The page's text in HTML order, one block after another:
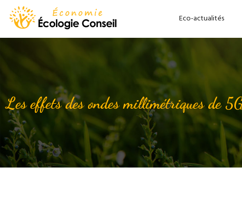
Eco-actualités
Les effets des ondes millimétriques de